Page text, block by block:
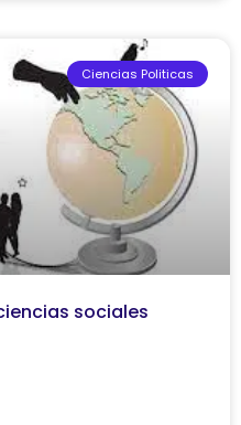
Ciencias Politicas
sociales